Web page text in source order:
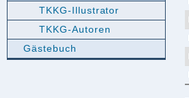
TKKG-Illustrator
TKKG-Autoren
Gästebuch